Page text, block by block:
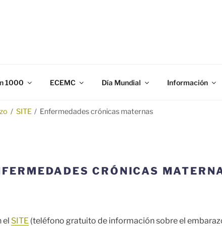
1000 ECEMC Día Mundial Información
/ SITE / Enfermedades crónicas maternas
CRÓNICAS
el SITE (teléfono gratuito de información sobre el